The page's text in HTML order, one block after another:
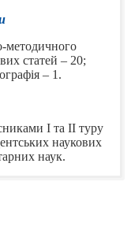
методичного
статей – 20;
– 1.
І та ІІ туру
наукових
наук.